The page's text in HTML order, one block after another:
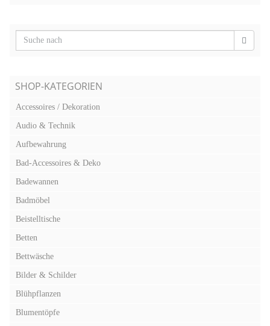
SHOP-KATEGORIEN
Accessoires / Dekoration
Audio & Technik
Aufbewahrung
Bad-Accessoires & Deko
Badewannen
Badmöbel
Beistelltische
Betten
Bettwäsche
Bilder & Schilder
Blühpflanzen
Blumentöpfe